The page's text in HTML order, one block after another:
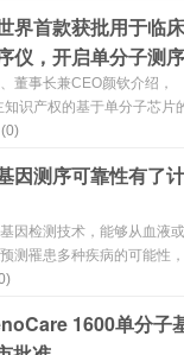
种、司法鉴定等多个领域，
托于NGS技术发展而获益，
益增长的高性...
界首款获批用于临
仪，开启单分子测
董事长兼CEO颜钦介绍，
识产权的基于单分子芯片
利用TIRF显微成像系统实
简化了基因检测过程，显著
无创产前基因检测等临床应
利于该技术在基层医院的...
(0)
因测序可靠性有了
因检测技术，能够从血液
测罹患多种疾病的可能性
因测序技术能锁定个人病变
说基因测序技术是下一个改
基因测序有多准确，现在
1600单分子